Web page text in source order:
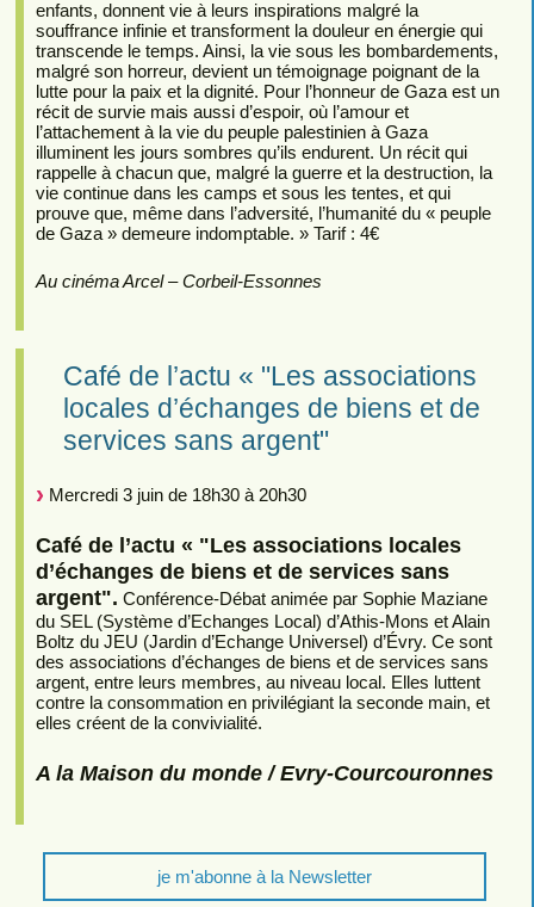
enfants, donnent vie à leurs inspirations malgré la
souffrance infinie et transforment la douleur en énergie qui
transcende le temps. Ainsi, la vie sous les bombardements,
malgré son horreur, devient un témoignage poignant de la
lutte pour la paix et la dignité. Pour l’honneur de Gaza est un
récit de survie mais aussi d’espoir, où l’amour et
l’attachement à la vie du peuple palestinien à Gaza
illuminent les jours sombres qu’ils endurent. Un récit qui
rappelle à chacun que, malgré la guerre et la destruction, la
vie continue dans les camps et sous les tentes, et qui
prouve que, même dans l’adversité, l’humanité du « peuple
de Gaza » demeure indomptable. » Tarif : 4€
Au cinéma Arcel – Corbeil-Essonnes
Café de l’actu « "Les associations
locales d’échanges de biens et de
services sans argent"
Mercredi 3 juin de 18h30 à 20h30
Café de l’actu « "Les associations locales
d’échanges de biens et de services sans
argent". Conférence-Débat animée par Sophie Maziane
du SEL (Système d’Echanges Local) d’Athis-Mons et Alain
Boltz du JEU (Jardin d’Echange Universel) d’Évry. Ce sont
des associations d’échanges de biens et de services sans
argent, entre leurs membres, au niveau local. Elles luttent
contre la consommation en privilégiant la seconde main, et
elles créent de la convivialité.
A la Maison du monde / Evry-Courcouronnes
je m'abonne à la Newsletter